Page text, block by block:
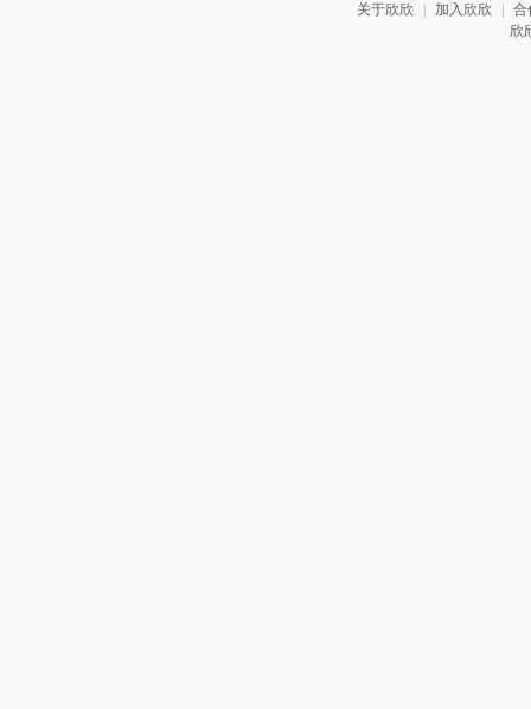
关于欣欣 加入欣欣
合
欣